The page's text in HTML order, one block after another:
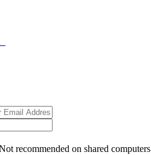
recommended on shared computers